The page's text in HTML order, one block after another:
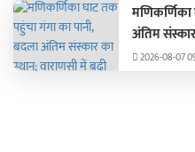
अंतिम
चिंता
2026-08-07